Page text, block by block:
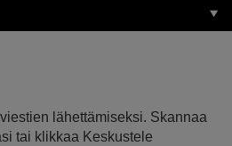
lähettämiseksi. Skannaa
tai klikkaa Keskustele